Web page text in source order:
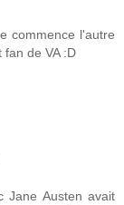
commence l'autre
de VA :D
Jane Austen avait